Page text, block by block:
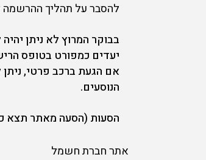
להסבר על תהליך
בבוקר המרוץ לא ניתן
יעדים כמפורט בטופס
אם הגעת ברכב פרטי, ניתן
הנוסעים.
הסעות (הסעה מאתר תצא כפוף
אתר חברת חשמל